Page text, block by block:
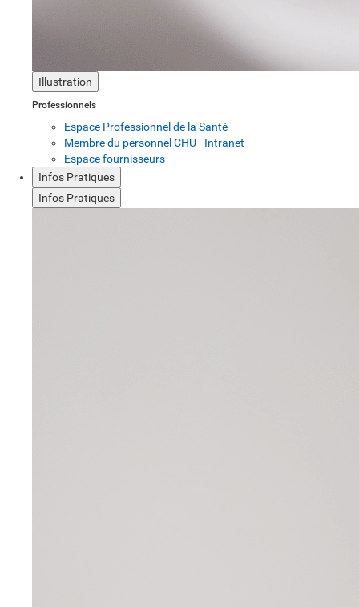
Illustration
Professionnels
Espace Professionnel de la Santé
Membre du personnel CHU - Intranet
Espace fournisseurs
Infos Pratiques
Infos Pratiques